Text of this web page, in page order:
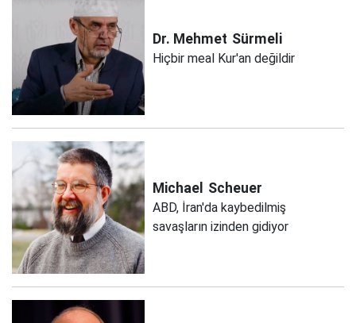
Dr. Mehmet Sürmeli
Hiçbir meal Kur'an değildir
Michael Scheuer
ABD, İran'da kaybedilmiş
savaşların izinden gidiyor